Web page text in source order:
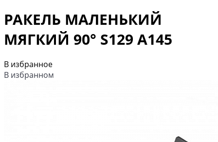
РАКЕЛЬ МАЛЕНЬКИЙ
МЯГКИЙ 90° S129 А145
В избранное
В избранном